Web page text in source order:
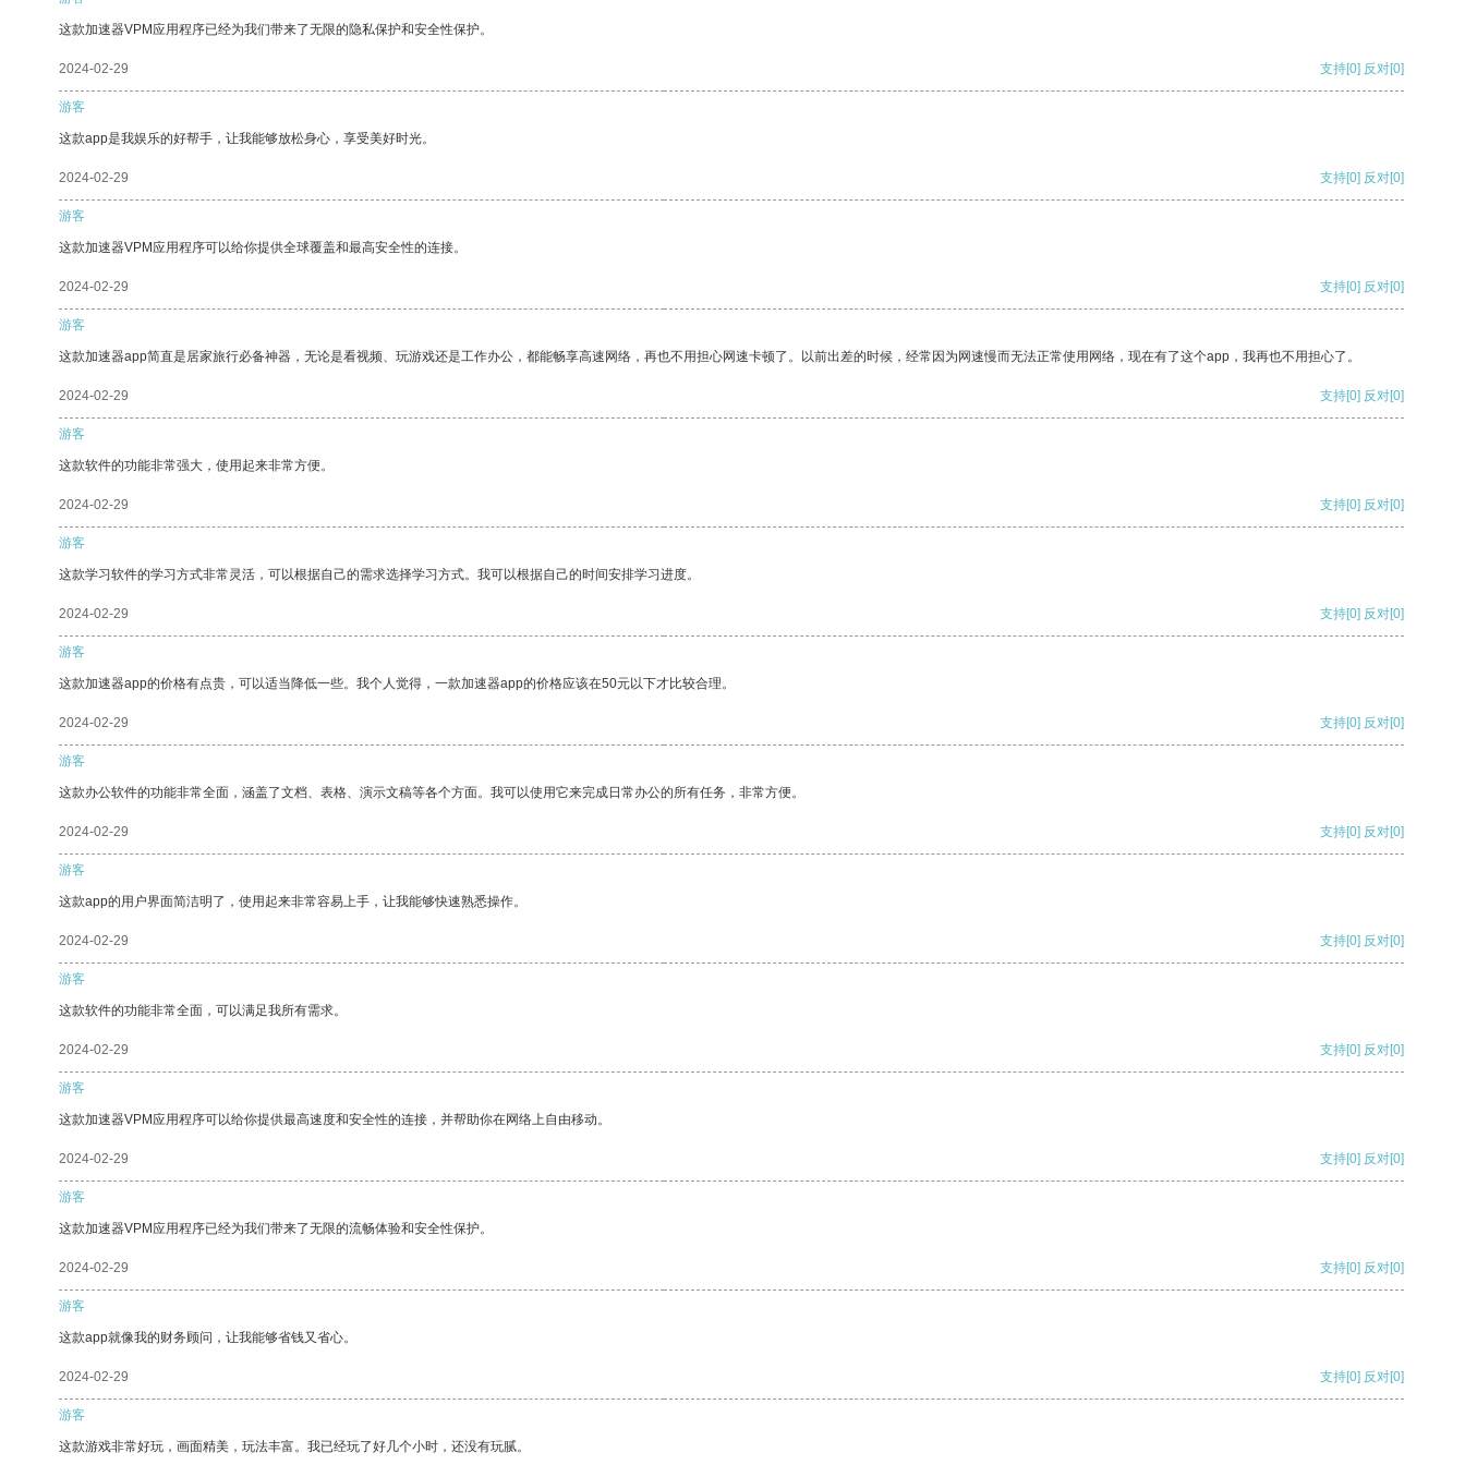
这款加速器VPM应用程序已经为我们带来了无限的隐私保护和安全性保护。
2024-02-29 支持[0] 反对[0]
游客
这款app是我娱乐的好帮手，让我能够放松身心，享受美好时光。
2024-02-29 支持[0] 反对[0]
游客
这款加速器VPM应用程序可以给你提供全球覆盖和最高安全性的连接。
2024-02-29 支持[0] 反对[0]
游客
这款加速器app简直是居家旅行必备神器，无论是看视频、玩游戏还是工作办公，都能畅享高速网络，再也不用担心网速卡顿了。以前出差的时候，经常因为网速慢而无法正常使用网络，现在有了这个app，我再也不用担心了。
2024-02-29 支持[0] 反对[0]
游客
这款软件的功能非常强大，使用起来非常方便。
2024-02-29 支持[0] 反对[0]
游客
这款学习软件的学习方式非常灵活，可以根据自己的需求选择学习方式。我可以根据自己的时间安排学习进度。
2024-02-29 支持[0] 反对[0]
游客
这款加速器app的价格有点贵，可以适当降低一些。我个人觉得，一款加速器app的价格应该在50元以下才比较合理。
2024-02-29 支持[0] 反对[0]
游客
这款办公软件的功能非常全面，涵盖了文档、表格、演示文稿等各个方面。我可以使用它来完成日常办公的所有任务，非常方便。
2024-02-29 支持[0] 反对[0]
游客
这款app的用户界面简洁明了，使用起来非常容易上手，让我能够快速熟悉操作。
2024-02-29 支持[0] 反对[0]
游客
这款软件的功能非常全面，可以满足我所有需求。
2024-02-29 支持[0] 反对[0]
游客
这款加速器VPM应用程序可以给你提供最高速度和安全性的连接，并帮助你在网络上自由移动。
2024-02-29 支持[0] 反对[0]
游客
这款加速器VPM应用程序已经为我们带来了无限的流畅体验和安全性保护。
2024-02-29 支持[0] 反对[0]
游客
这款app就像我的财务顾问，让我能够省钱又省心。
2024-02-29 支持[0] 反对[0]
游客
这款游戏非常好玩，画面精美，玩法丰富。我已经玩了好几个小时，还没有玩腻。